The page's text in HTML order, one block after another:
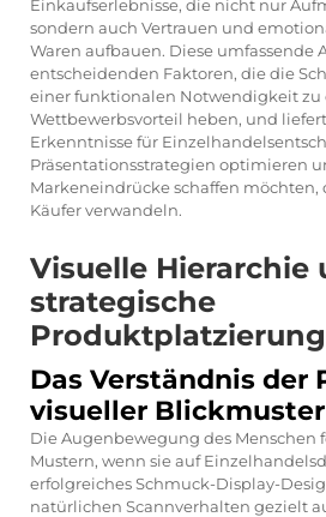
Einkaufserlebnisse, die nicht nur
sondern auch Vertrauen und
Waren aufbauen. Diese umfassende
entscheidenden Faktoren, die die
einer funktionalen Notwendigkeit zu
Wettbewerbsvorteil heben, und
Erkenntnisse für
Präsentationsstrategien optimieren
Markeneindrücke schaffen möchten,
Käufer verwandeln.
Visuelle Hierarchie
strategische
Produktplatzierung
Das Verständnis der
visueller Blickmuster
Die Augenbewegung des Menschen
Mustern, wenn sie auf
erfolgreiches Schmuck-Display-
natürlichen Scannverhalten gezielt